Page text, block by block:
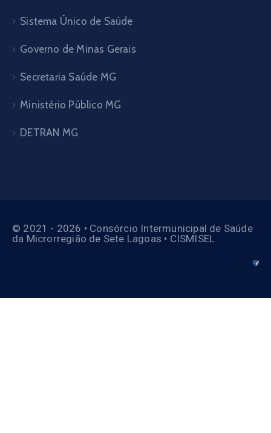
Sistema Único de Saúde
Governo de Minas Gerais
Secretaria Saúde MG
Ministério Público MG
DETRAN MG
© 2021 - 2026 • Consórcio Intermunicipal de Saúde
da Microrregião de Sete Lagoas • CISMISEL